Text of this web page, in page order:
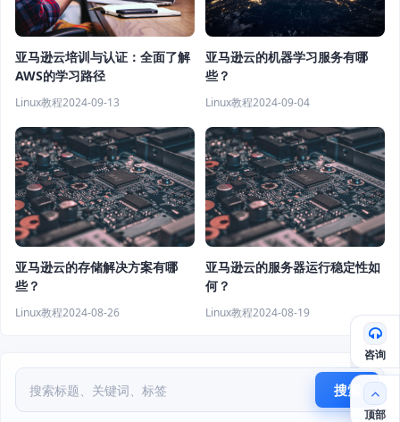
亚马逊云培训与认证：全面了解
AWS的学习路径
Linux教程2024-09-13
亚马逊云的机器学习服务有哪
些？
Linux教程2024-09-04
亚马逊云的存储解决方案有哪
些？
Linux教程2024-08-26
亚马逊云的服务器运行稳定性如
何？
Linux教程2024-08-19
搜索
咨询
顶部